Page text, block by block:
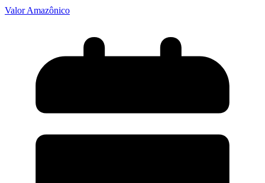
Valor Amazônico